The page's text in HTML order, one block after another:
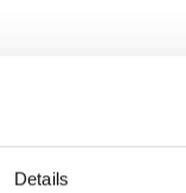
Details